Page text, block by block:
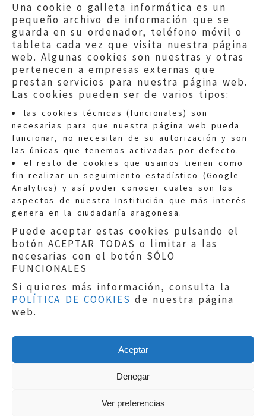
Una cookie o galleta informática es un
pequeño archivo de información que se
guarda en su ordenador, teléfono móvil o
tableta cada vez que visita nuestra página
web. Algunas cookies son nuestras y otras
pertenecen a empresas externas que
prestan servicios para nuestra página web.
Las cookies pueden ser de varios tipos:
las cookies técnicas (funcionales) son
necesarias para que nuestra página web pueda
funcionar, no necesitan de su autorización y son
las únicas que tenemos activadas por defecto.
el resto de cookies que usamos tienen como
fin realizar un seguimiento estadístico (Google
Analytics) y así poder conocer cuales son los
aspectos de nuestra Institución que más interés
genera en la ciudadanía aragonesa.
Puede aceptar estas cookies pulsando el
botón ACEPTAR TODAS o limitar a las
necesarias con el botón SÓLO
FUNCIONALES
Si quieres más información, consulta la
POLÍTICA DE COOKIES de nuestra página
web.
Aceptar
Denegar
Ver preferencias
Quejas:quejas@eljusticiadearagon.es
Información general:
informacion@eljusticiadearagon.es
Teléfonos:900 210 210/
Aviso legal|Política de privacidad|
Protección de Datos
Política de cookies
Copyright © 2019El Justicia de Aragón|
Sephor Consulting